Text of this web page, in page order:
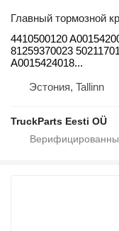
Главный тормозной
4410500120
81259370023
A0015424018...
Эстония, Tallinn
TruckParts Eesti OÜ